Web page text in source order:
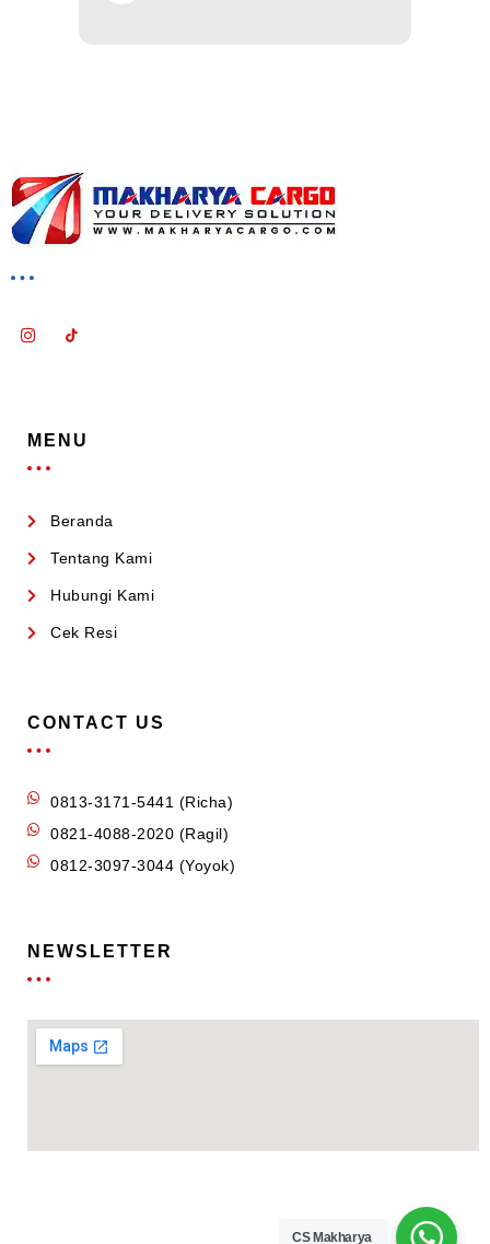
MENU
Beranda
Tentang Kami
Hubungi Kami
Cek Resi
CONTACT US
0813-3171-5441 (Richa)
0821-4088-2020 (Ragil)
0812-3097-3044 (Yoyok)
NEWSLETTER
CS Makharya